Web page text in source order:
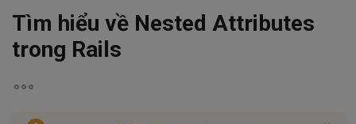
Tìm hiểu về Nested Attributes
trong Rails